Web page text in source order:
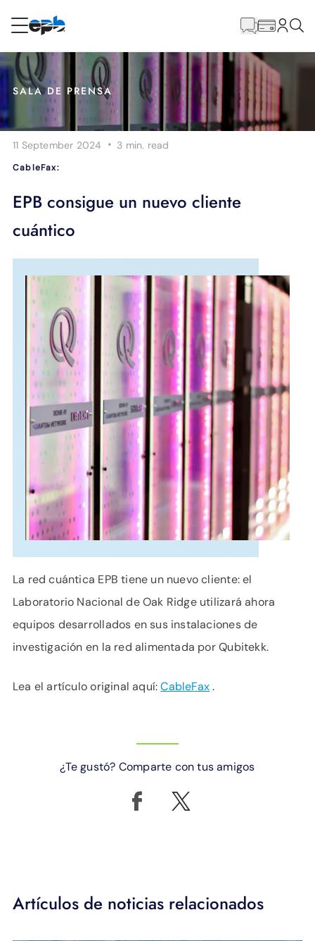
RESIDENCIAL NEGOCIO
Internet
Energía
Televisión
Teléfono
BLOG
IDIOMA
principal
SALA DE PRENSA
11 September 2024 · 3 min. read
CableFax:
EPB consigue un nuevo cliente
cuántico
La red cuántica EPB tiene un nuevo cliente: el
Laboratorio Nacional de Oak Ridge utilizará ahora
equipos desarrollados en sus instalaciones de
investigación en la red alimentada por Qubitekk.
Lea el artículo original aquí:CableFax.
¿Te gustó? Comparte con tus amigos
Artículos de noticias relacionados